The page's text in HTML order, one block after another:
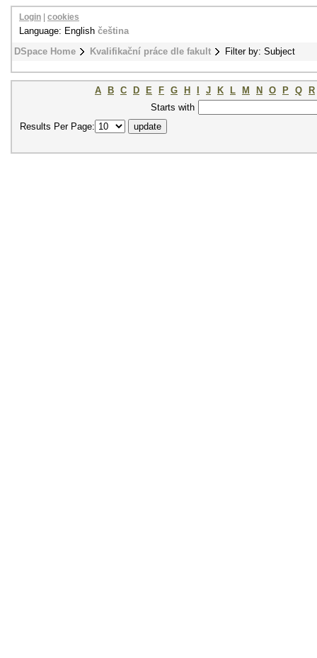
DSpace Home Kvalifikační práce dle fakult Filter by: Subject
Login cookies
Language: English čeština
A B C D E F G H J K L M N O P Q
R
Starts with
Results Per Page: